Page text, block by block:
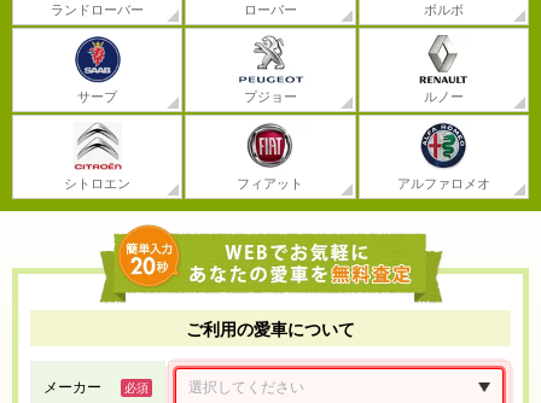
ランドローバー ローバー ボルボ
サーブ プジョー ルノー
シトロエン フィアット アルファロメオ
ご利用の愛車について
メーカー